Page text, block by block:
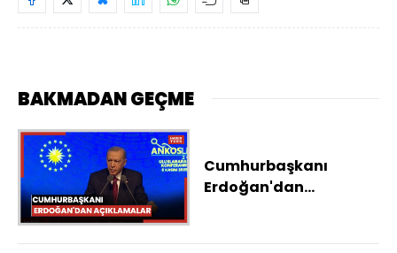
BAKMADAN GEÇME
Cumhurbaşkanı
Erdoğan'dan